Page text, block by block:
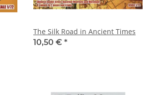
The Silk Road in Ancient Times
10,50 € *